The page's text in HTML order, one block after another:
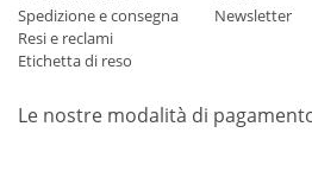
Spedizione e consegna
Resi e reclami
Etichetta di reso
Newsletter
Le nostre modalità di